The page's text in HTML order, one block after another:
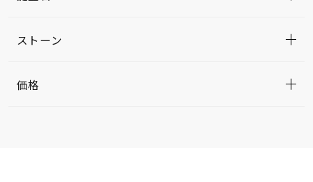
ストーン
価格